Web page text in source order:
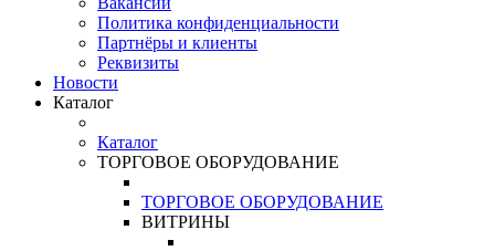
Политика конфиденциальности
Партнёры и клиенты
Реквизиты
Новости
Каталог
Каталог
ТОРГОВОЕ ОБОРУДОВАНИЕ
ТОРГОВОЕ ОБОРУДОВАНИЕ
ВИТРИНЫ